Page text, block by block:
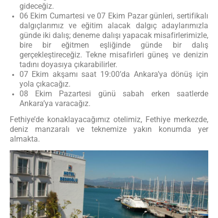
gideceğiz.
06 Ekim Cumartesi ve 07 Ekim Pazar günleri, sertifikalı
dalgıçlarımız ve eğitim alacak dalgıç adaylarımızla
günde iki dalış; deneme dalışı yapacak misafirlerimizle,
bire bir eğitmen eşliğinde günde bir dalış
gerçekleştireceğiz. Tekne misafirleri güneş ve denizin
tadını doyasıya çıkarabilirler.
07 Ekim akşamı saat 19:00’da Ankara’ya dönüş için
yola çıkacağız.
08 Ekim Pazartesi günü sabah erken saatlerde
Ankara’ya varacağız.
Fethiye’de konaklayacağımız otelimiz, Fethiye merkezde,
deniz manzaralı ve teknemize yakın konumda yer
almakta.